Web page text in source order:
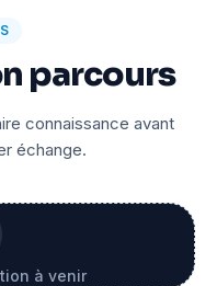
parcours
connaissance avant
échange.
à venir